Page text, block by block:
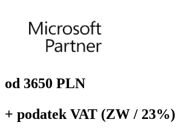
od 3650 PLN
+ podatek VAT (ZW / 23%)